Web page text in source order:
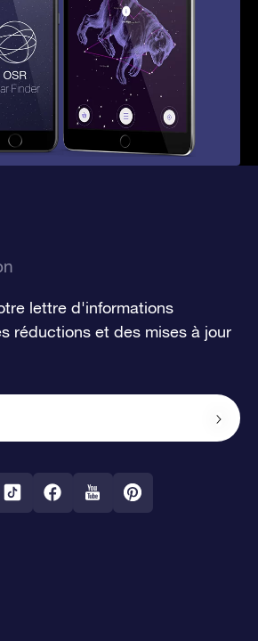
lettre d'informations
réductions et des mises à jour